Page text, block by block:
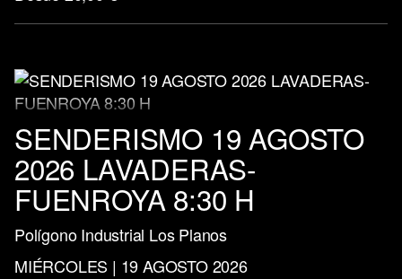
SENDERISMO 19 AGOSTO
2026 LAVADERAS-
FUENROYA 8:30 H
Polígono Industrial Los Planos
MIÉRCOLES | 19 AGOSTO 2026